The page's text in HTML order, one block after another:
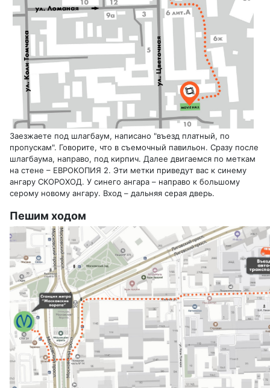
Заезжаете под шлагбаум, написано "въезд платный, по
пропускам". Говорите, что в съемочный павильон. Сразу после
шлагбаума, направо, под кирпич. Далее двигаемся по меткам
на стене – ЕВРОКОПИЯ 2. Эти метки приведут вас к синему
ангару СКОРОХОД. У синего ангара – направо к большому
серому новому ангару. Вход – дальняя серая дверь.
Пешим ходом